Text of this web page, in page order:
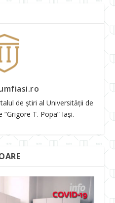
de știri al Universității de
T. Popa” Iași.